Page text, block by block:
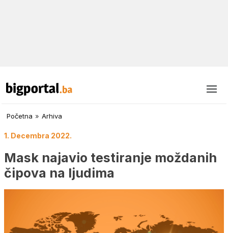
Početna » Arhiva
1. Decembra 2022.
Mask najavio testiranje moždanih
čipova na ljudima